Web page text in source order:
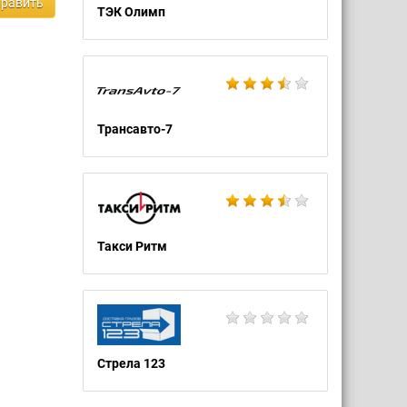
ТЭК Олимп
Трансавто-7
Такси Ритм
Стрела 123